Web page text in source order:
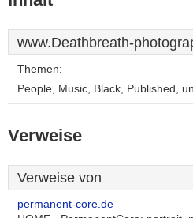
www.Deathbreath-
Themen:
People, Music, Black, Published,
Verweise
Verweise von
permanent-core.de